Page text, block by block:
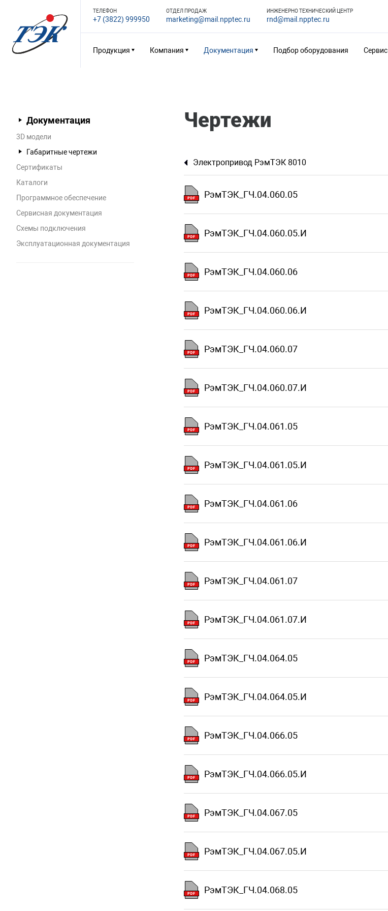
ТЕЛЕФОН
+7 (3822) 999950
ОТДЕЛ ПРОДАЖ
marketing@mail.npptec.ru
ИНЖЕНЕРНО ТЕХНИЧЕСКИЙ ЦЕНТР
rnd@mail.npptec.ru
Продукция Компания Документация Подбор оборудования Сервис
Документация
3D модели
Габаритные чертежи
Сертификаты
Каталоги
Программное обеспечение
Сервисная документация
Схемы подключения
Эксплуатационная документация
Чертежи
Электропривод РэмТЭК 8010
РэмТЭК_ГЧ.04.060.05
РэмТЭК_ГЧ.04.060.05.И
РэмТЭК_ГЧ.04.060.06
РэмТЭК_ГЧ.04.060.06.И
РэмТЭК_ГЧ.04.060.07
РэмТЭК_ГЧ.04.060.07.И
РэмТЭК_ГЧ.04.061.05
РэмТЭК_ГЧ.04.061.05.И
РэмТЭК_ГЧ.04.061.06
РэмТЭК_ГЧ.04.061.06.И
РэмТЭК_ГЧ.04.061.07
РэмТЭК_ГЧ.04.061.07.И
РэмТЭК_ГЧ.04.064.05
РэмТЭК_ГЧ.04.064.05.И
РэмТЭК_ГЧ.04.066.05
РэмТЭК_ГЧ.04.066.05.И
РэмТЭК_ГЧ.04.067.05
РэмТЭК_ГЧ.04.067.05.И
РэмТЭК_ГЧ.04.068.05